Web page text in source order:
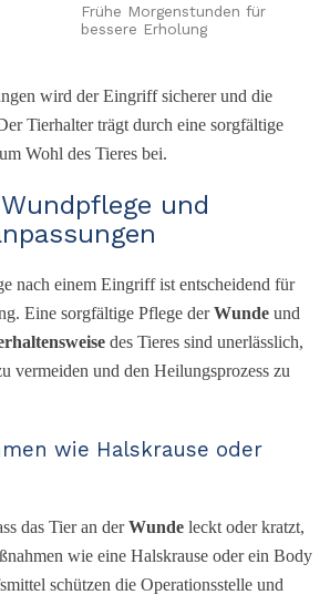
Frühe Morgenstunden für
bessere Erholung
wird der Eingriff sicherer und die
Tierhalter trägt durch eine sorgfältige
Wohl des Tieres bei.
und
nach einem Eingriff ist entscheidend für
Eine sorgfältige Pflege derWunde und
des Tieres sind unerlässlich,
vermeiden und den Heilungsprozess zu
wie Halskrause oder
das Tier an derWunde leckt oder kratzt,
wie eine Halskrause oder ein Body
schützen die Operationsstelle und